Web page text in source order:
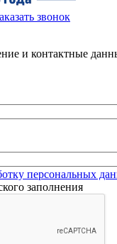
звонок
и контактные
персональных
заполнения